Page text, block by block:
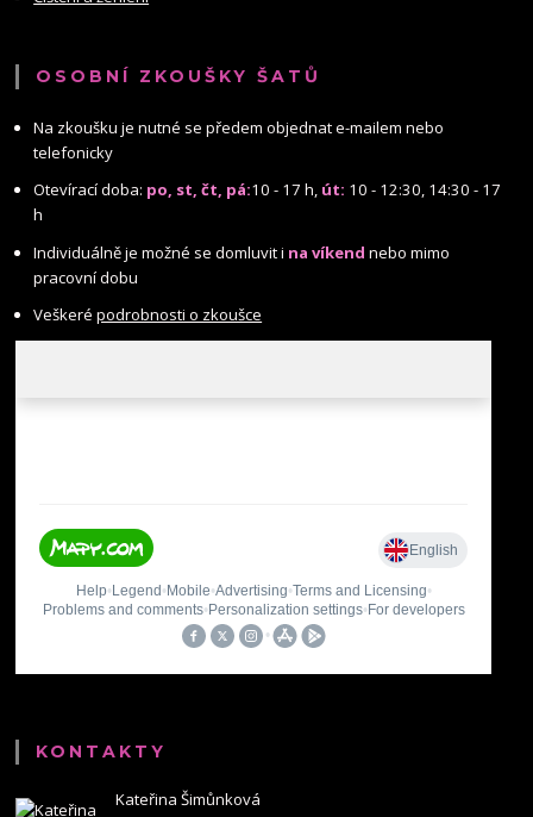
OSOBNÍ ZKOUŠKY ŠATŮ
Na zkoušku je nutné se předem objednat e-mailem nebo
telefonicky
Otevírací doba: po, st, čt, pá:10 - 17 h, út: 10 - 12:30, 14:30 - 17
h
Individuálně je možné se domluvit i na víkend nebo mimo
pracovní dobu
Veškerépodrobnosti o zkoušce
KONTAKTY
Kateřina Šimůnková